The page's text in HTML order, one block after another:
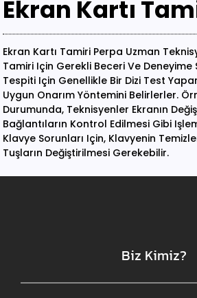
Ekran Kartı
Ekran Kartı Tamiri Perpa Uzman
Tamiri Için Gerekli Beceri Ve Deneyime
Tespiti Için Genellikle Bir Dizi Test
Uygun Onarım Yöntemini Belirlerler.
Durumunda, Teknisyenler Ekranın
Bağlantıların Kontrol Edilmesi Gibi
Klavye Sorunları Için, Klavyenin
Tuşların Değiştirilmesi Gerekebilir.
Biz Kimiz?